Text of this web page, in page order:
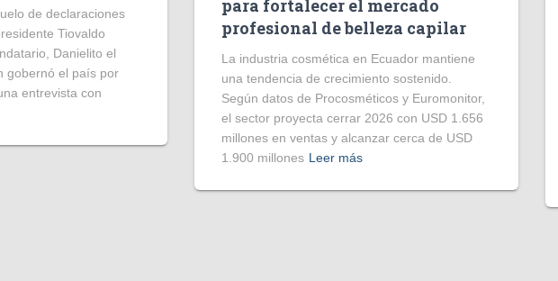
de declaraciones
Tiovaldo
Danielito el
gobernó el país por
entrevista con
para fortalecer el mercado
profesional de belleza capilar
La industria cosmética en Ecuador mantiene
una tendencia de crecimiento sostenido.
Según datos de Procosméticos y Euromonitor,
el sector proyecta cerrar 2026 con USD 1.656
millones en ventas y alcanzar cerca de USD
1.900 millones Leer más